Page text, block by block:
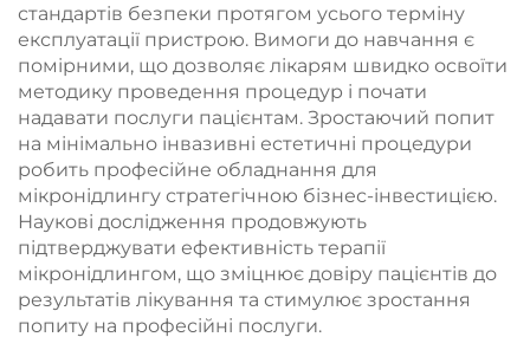
стандартів безпеки протягом усього терміну
експлуатації пристрою. Вимоги до навчання є
помірними, що дозволяє лікарям швидко освоїти
методику проведення процедур і почати
надавати послуги пацієнтам. Зростаючий попит
на мінімально інвазивні естетичні процедури
робить професійне обладнання для
мікронідлингу стратегічною бізнес-інвестицією.
Наукові дослідження продовжують
підтверджувати ефективність терапії
мікронідлингом, що зміцнює довіру пацієнтів до
результатів лікування та стимулює зростання
попиту на професійні послуги.